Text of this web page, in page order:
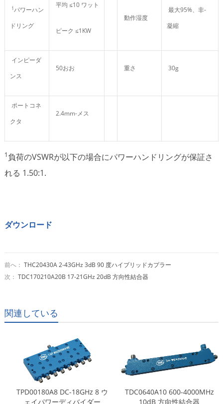
1パワーハン
ドリング
平均 ≤10 ワット
ピーク ≤1KW
動作湿度
最大95%、非-
凝縮
インピーダ
ンス
50おお 重さ 30g
ポートコネ
クタ
2.4mm-メス
1負荷のVSWRが以下の場合にパワーハンドリングが保証さ
れる 1.50:1.
ダウンロード
前へ： THC20430A 2-43GHz 3dB 90 度ハイブリッドカプラー
次： TDC170210A20B 17-21GHz 20dB 方向性結合器
関連している
TPD00180A8 DC-18GHz 8 ウ
ェイパワーディバイダー
TDC0640A10 600-4000MHz
10dB 方向性結合器